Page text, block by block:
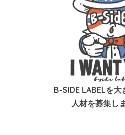
B-SIDE LABELを大
人材を募集し